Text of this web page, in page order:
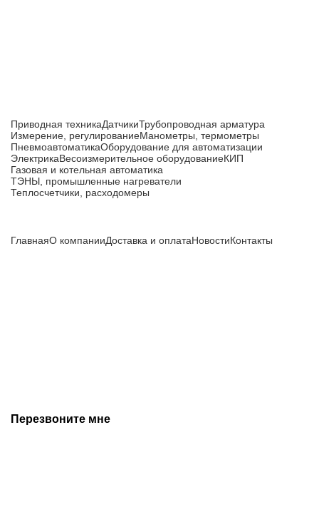
Приводная техникаДатчикиТрубопроводная арматура
Измерение, регулированиеМанометры, термометры
ПневмоавтоматикаОборудование для автоматизации
ЭлектрикаВесоизмерительное оборудованиеКИП
Газовая и котельная автоматика
ТЭНЫ, промышленные нагреватели
Теплосчетчики, расходомеры
ГлавнаяО компанииДоставка и оплатаНовостиКонтакты
Перезвоните мне